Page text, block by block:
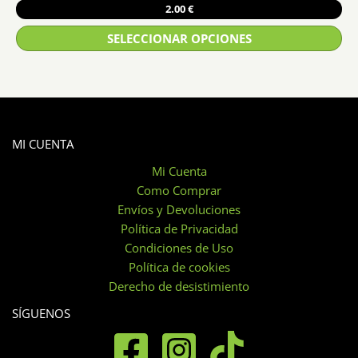
se
pueden
elegir
producto
2.00€
SELECCIONAR OPCIONES
variantes.
de
MI CUENTA
Mi Cuenta
Como Comprar
Envíos y Devoluciones
Política de Privacidad
Condiciones de Uso
Política de cookies
Derecho de desistimiento
SÍGUENOS